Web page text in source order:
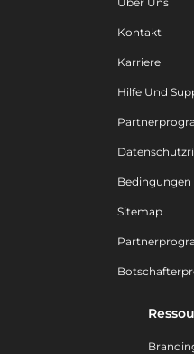
Kontakt
Karriere
Hilfe Und
Sitemap